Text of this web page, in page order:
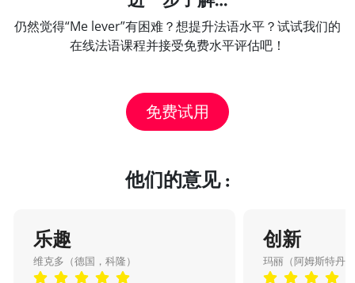
仍然觉得“Me lever”有困难？想提升法语水平？试试我们的
在线法语课程并接受免费水平评估吧！
免费试用
他们的意见 :
乐趣
维克多（德国，科隆）
创新
玛丽（阿姆斯特丹